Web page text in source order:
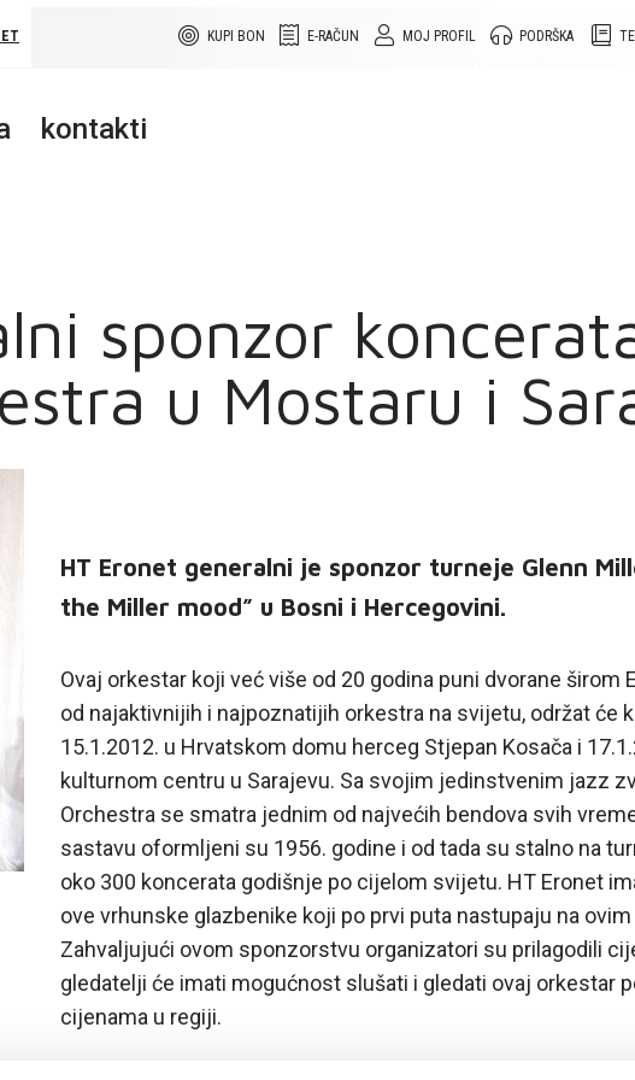
PODRŠKA
MOJ PROFIL
E-RAČUN
KUPI BON
kontakti
sponzor
u Mostaru i
HT Eronet generalni je sponzor turneje Glenn
the Miller mood” u Bosni i Hercegovini.
Ovaj orkestar koji već više od 20 godina puni dvorane širom
od najaktivnijih i najpoznatijih orkestra na svijetu, održat će
15.1.2012. u Hrvatskom domu herceg Stjepan Kosača i
kulturnom centru u Sarajevu. Sa svojim jedinstvenim jazz
Orchestra se smatra jednim od najvećih bendova svih
sastavu oformljeni su 1956. godine i od tada su stalno na
oko 300 koncerata godišnje po cijelom svijetu. HT Eronet
ove vrhunske glazbenike koji po prvi puta nastupaju na
Zahvaljujući ovom sponzorstvu organizatori su prilagodili
gledatelji će imati mogućnost slušati i gledati ovaj orkestar
cijenama u regiji.